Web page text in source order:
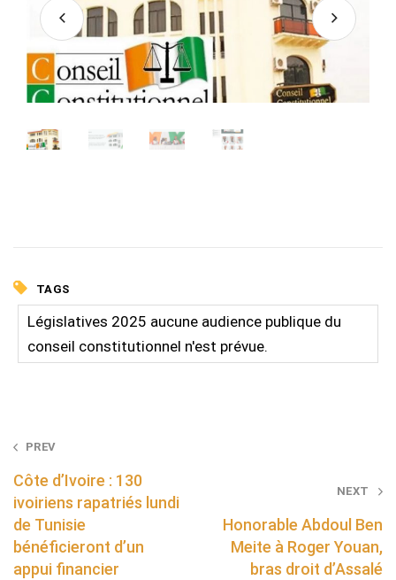
TAGS
Législatives 2025 aucune audience publique du
conseil constitutionnel n'est prévue.
Post
navigation
PREV
Côte d’Ivoire : 130
ivoiriens rapatriés lundi
de Tunisie
bénéficieront d’un
appui financier
NEXT
Honorable Abdoul Ben
Meite à Roger Youan,
bras droit d’Assalé